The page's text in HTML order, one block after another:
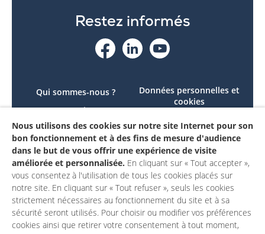
Restez informés
Qui sommes-nous ?
Le projet
Contactez-nous
Mon compte
Données personnelles et
cookies
conforme
Mentions légales
Nous utilisons des cookies sur notre site Internet pour son
bon fonctionnement et à des fins de mesure d'audience
dans le but de vous offrir une expérience de visite
améliorée et personnalisée. En cliquant sur « Tout accepter »,
vous consentez à l'utilisation de tous les cookies placés sur
notre site. En cliquant sur « Tout refuser », seuls les cookies
strictement nécessaires au fonctionnement du site et à sa
sécurité seront utilisés. Pour choisir ou modifier vos préférences
cookies ainsi que retirer votre consentement à tout moment,